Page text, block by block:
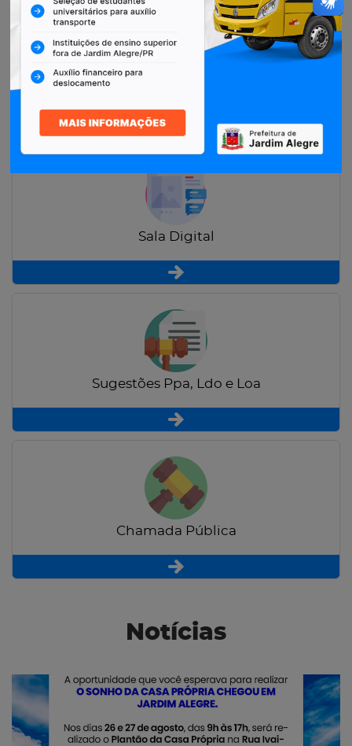
Restituição de Contribuintes
Sala Digital
Sugestões Ppa, Ldo e Loa
Chamada Pública
Notícias